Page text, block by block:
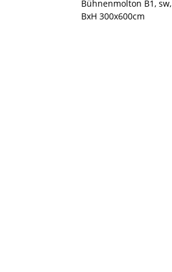
Bühnenmolton B1, sw,
BxH 300x600cm